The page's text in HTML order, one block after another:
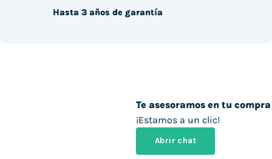
Te asesoramos en tu compra
¡Estamos a un clic!
Abrir chat
Hasta 3 años de garantía